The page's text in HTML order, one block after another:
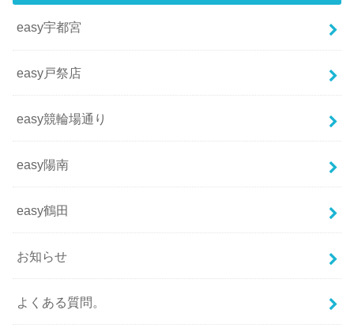
easy宇都宮
easy戸祭店
easy競輪場通り
easy陽南
easy鶴田
お知らせ
よくある質問。